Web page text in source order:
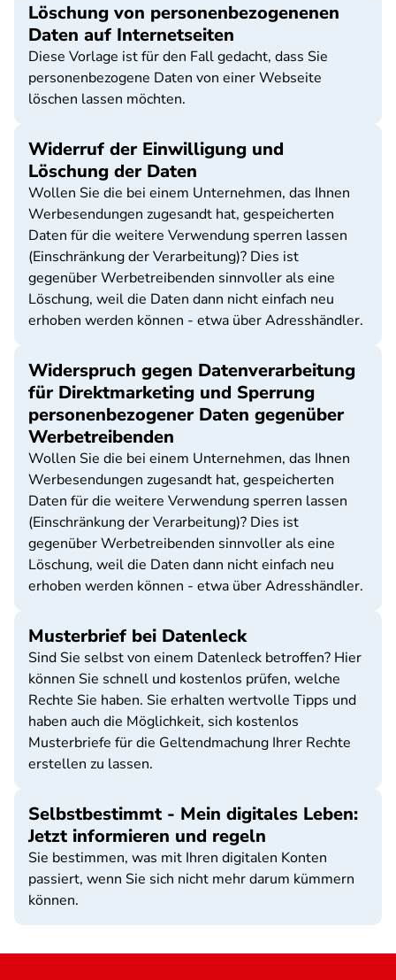
Löschung von personenbezogenenen
Daten auf Internetseiten
Diese Vorlage ist für den Fall gedacht, dass Sie
personenbezogene Daten von einer Webseite
löschen lassen möchten.
Widerruf der Einwilligung und
Löschung der Daten
Wollen Sie die bei einem Unternehmen, das Ihnen
Werbesendungen zugesandt hat, gespeicherten
Daten für die weitere Verwendung sperren lassen
(Einschränkung der Verarbeitung)? Dies ist
gegenüber Werbetreibenden sinnvoller als eine
Löschung, weil die Daten dann nicht einfach neu
erhoben werden können - etwa über Adresshändler.
Widerspruch gegen Datenverarbeitung
für Direktmarketing und Sperrung
personenbezogener Daten gegenüber
Werbetreibenden
Wollen Sie die bei einem Unternehmen, das Ihnen
Werbesendungen zugesandt hat, gespeicherten
Daten für die weitere Verwendung sperren lassen
(Einschränkung der Verarbeitung)? Dies ist
gegenüber Werbetreibenden sinnvoller als eine
Löschung, weil die Daten dann nicht einfach neu
erhoben werden können - etwa über Adresshändler.
Musterbrief bei Datenleck
Sind Sie selbst von einem Datenleck betroffen? Hier
können Sie schnell und kostenlos prüfen, welche
Rechte Sie haben. Sie erhalten wertvolle Tipps und
haben auch die Möglichkeit, sich kostenlos
Musterbriefe für die Geltendmachung Ihrer Rechte
erstellen zu lassen.
Selbstbestimmt - Mein digitales Leben:
Jetzt informieren und regeln
Sie bestimmen, was mit Ihren digitalen Konten
passiert, wenn Sie sich nicht mehr darum kümmern
können.